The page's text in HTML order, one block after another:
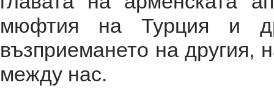
мюфтия на Турция и
възприемането на другия,
между нас.